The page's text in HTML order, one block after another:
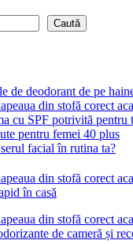
Caută
de deodorant de pe
din stofă corect
cu SPF potrivită pentru
pentru femei 40 plus
facial în rutina ta?
din stofă corect
în casă
din stofă corect
de cameră și